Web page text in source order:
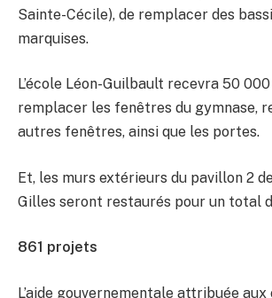
Sainte-Cécile), de remplacer des
marquises.
L’école Léon-Guilbault recevra 50
remplacer les fenêtres du gymnase,
autres fenêtres, ainsi que les portes.
Et, les murs extérieurs du pavillon 2
Gilles seront restaurés pour un total
861 projets
L’aide gouvernementale attribuée aux